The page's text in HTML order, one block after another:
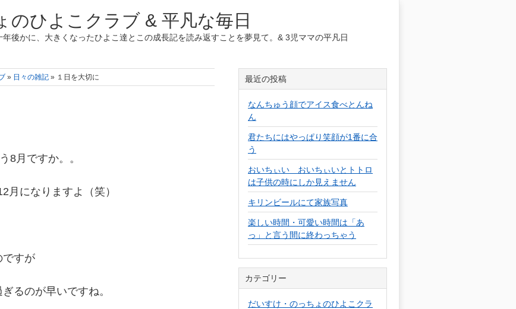
のひよこクラブ & 平凡な毎日
後かに、大きくなったひよこ達とこの成長記を読み返すことを夢見て。& 3児ママの平凡日
» 日々の雑記 » １日を大切に
8月ですか。。
月になりますよ（笑）
ですが
るのが早いですね。
最近の投稿
なんちゅう顔でアイス食べとんね
ん
君たちにはやっぱり笑顔が1番に合
う
おいちぃい おいちぃいとトトロ
は子供の時にしか見えません
キリンビールにて家族写真
楽しい時間・可愛い時間は「あ
っ」と言う間に終わっちゃう
カテゴリー
だいすけ・のっちょのひよこクラ